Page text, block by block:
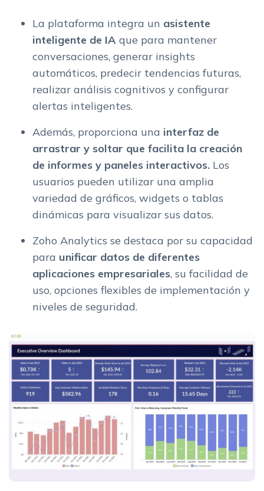
La plataforma integra un asistente
inteligente de IA que para mantener
conversaciones, generar insights
automáticos, predecir tendencias futuras,
realizar análisis cognitivos y configurar
alertas inteligentes.
Además, proporciona una interfaz de
arrastrar y soltar que facilita la creación
de informes y paneles interactivos. Los
usuarios pueden utilizar una amplia
variedad de gráficos, widgets o tablas
dinámicas para visualizar sus datos.
Zoho Analytics se destaca por su capacidad
para unificar datos de diferentes
aplicaciones empresariales, su facilidad de
uso, opciones flexibles de implementación y
niveles de seguridad.